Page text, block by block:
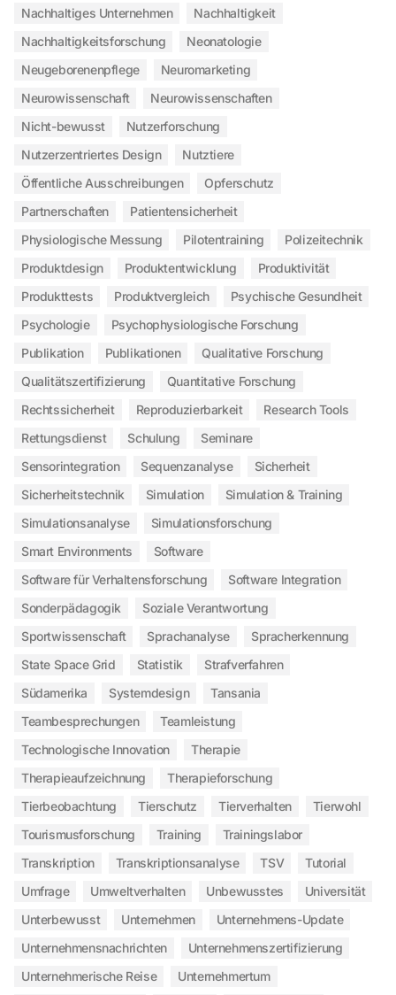
Nachhaltiges Unternehmen
Nachhaltigkeit
Nachhaltigkeitsforschung
Neonatologie
Neugeborenenpflege
Neuromarketing
Neurowissenschaft
Neurowissenschaften
Nicht-bewusst
Nutzerforschung
Nutzerzentriertes Design
Nutztiere
Öffentliche Ausschreibungen
Opferschutz
Partnerschaften
Patientensicherheit
Physiologische Messung
Pilotentraining
Polizeitechnik
Produktdesign
Produktentwicklung
Produktivität
Produkttests
Produktvergleich
Psychische Gesundheit
Psychologie
Psychophysiologische Forschung
Publikation
Publikationen
Qualitative Forschung
Qualitätszertifizierung
Quantitative Forschung
Rechtssicherheit
Reproduzierbarkeit
Research Tools
Rettungsdienst
Schulung
Seminare
Sensorintegration
Sequenzanalyse
Sicherheit
Sicherheitstechnik
Simulation
Simulation & Training
Simulationsanalyse
Simulationsforschung
Smart Environments
Software
Software für Verhaltensforschung
Software Integration
Sonderpädagogik
Soziale Verantwortung
Sportwissenschaft
Sprachanalyse
Spracherkennung
State Space Grid
Statistik
Strafverfahren
Südamerika
Systemdesign
Tansania
Teambesprechungen
Teamleistung
Technologische Innovation
Therapie
Therapieaufzeichnung
Therapieforschung
Tierbeobachtung
Tierschutz Tierverhalten
Tierwohl
Tourismusforschung
Training
Trainingslabor
Transkription
Transkriptionsanalyse TSV
Tutorial
Umfrage
Umweltverhalten Unbewusstes
Universität
Unterbewusst
Unternehmen
Unternehmens-Update
Unternehmensnachrichten
Unternehmenszertifizierung
Unternehmerische Reise
Unternehmertum